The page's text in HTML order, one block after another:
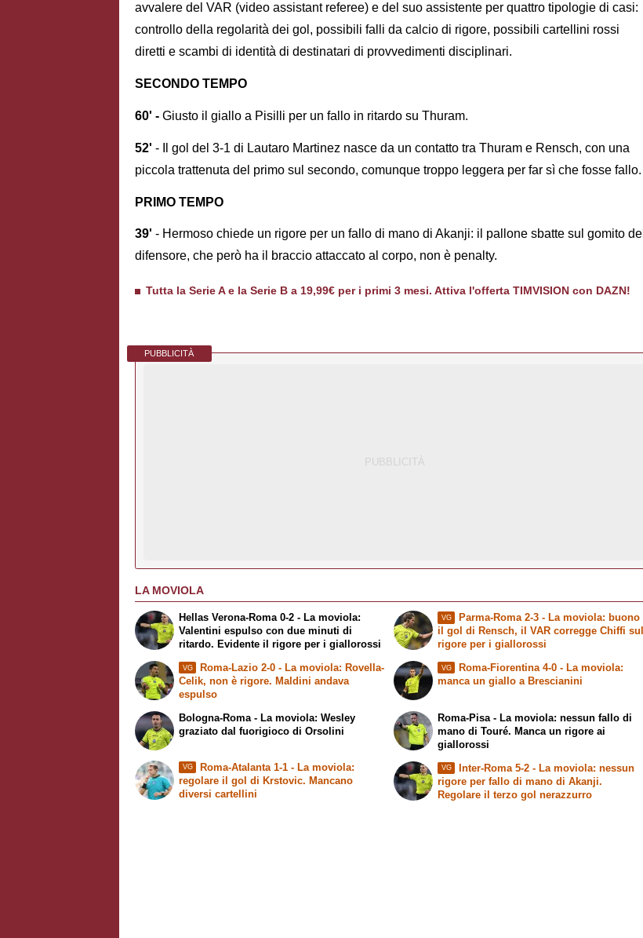
avvalere del VAR (video assistant referee) e del suo assistente per quattro tipologie di casi:
controllo della regolarità dei gol, possibili falli da calcio di rigore, possibili cartellini rossi
diretti e scambi di identità di destinatari di provvedimenti disciplinari.
SECONDO TEMPO
60' - Giusto il giallo a Pisilli per un fallo in ritardo su Thuram.
52' - Il gol del 3-1 di Lautaro Martinez nasce da un contatto tra Thuram e Rensch, con una
piccola trattenuta del primo sul secondo, comunque troppo leggera per far sì che fosse fallo.
PRIMO TEMPO
39' - Hermoso chiede un rigore per un fallo di mano di Akanji: il pallone sbatte sul gomito del
difensore, che però ha il braccio attaccato al corpo, non è penalty.
Tutta la Serie A e la Serie B a 19,99€ per i primi 3 mesi. Attiva l'offerta TIMVISION con DAZN!
PUBBLICITÀ
LA MOVIOLA
Hellas Verona-Roma 0-2 - La moviola:
Valentini espulso con due minuti di
ritardo. Evidente il rigore per i giallorossi
VG
Roma-Lazio 2-0 - La moviola: Rovella-
Celik, non è rigore. Maldini andava
espulso
VG
Parma-Roma 2-3 - La moviola: buono
il gol di Rensch, il VAR corregge Chiffi sul
rigore per i giallorossi
VG
Roma-Fiorentina 4-0 - La moviola:
manca un giallo a Brescianini
Bologna-Roma - La moviola: Wesley
graziato dal fuorigioco di Orsolini
VG
Roma-Atalanta 1-1 - La moviola:
regolare il gol di Krstovic. Mancano
diversi cartellini
Roma-Pisa - La moviola: nessun fallo di
mano di Touré. Manca un rigore ai
giallorossi
VG
Inter-Roma 5-2 - La moviola: nessun
rigore per fallo di mano di Akanji.
Regolare il terzo gol nerazzurro